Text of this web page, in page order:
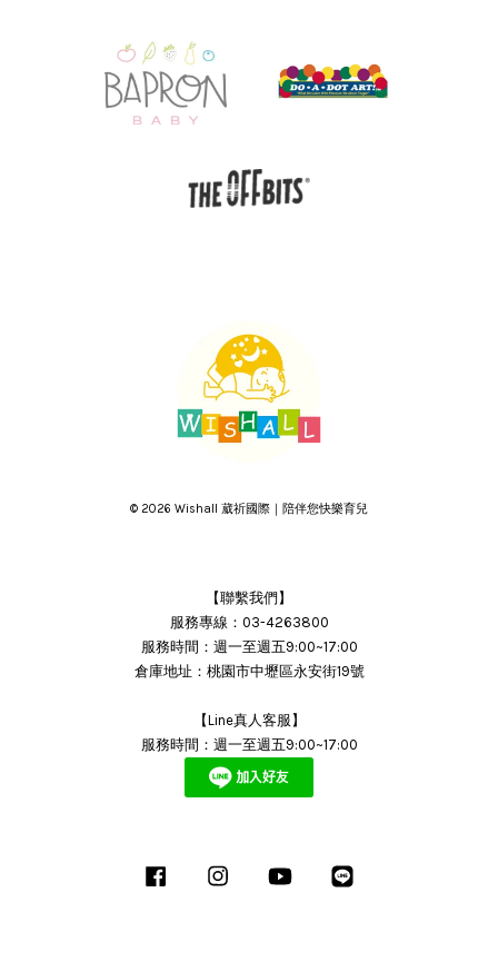
© 2026 Wishall 葳祈國際｜陪伴您快樂育兒
【聯繫我們】
服務專線：03-4263800
服務時間：週一至週五9:00~17:00
倉庫地址：桃園市中壢區永安街19號
【Line真人客服】
服務時間：週一至週五9:00~17:00
Facebook Instagram YouTube